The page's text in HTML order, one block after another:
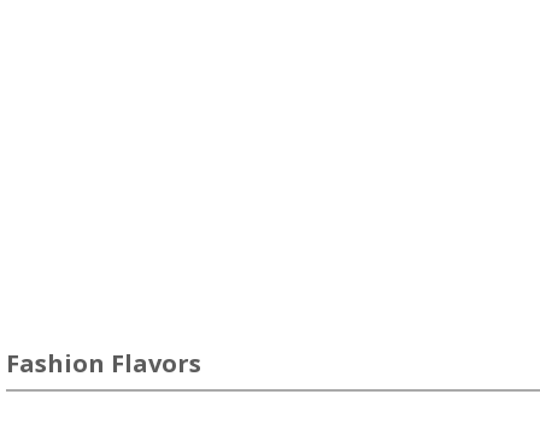
Fashion Flavors